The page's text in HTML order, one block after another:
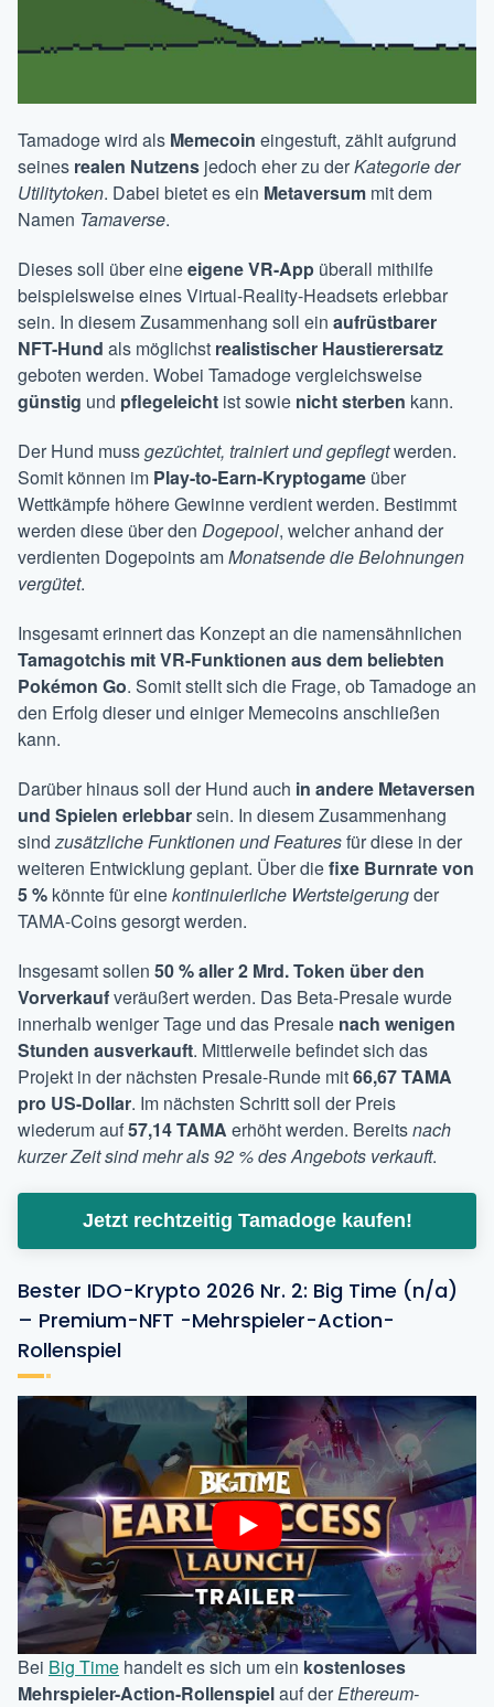
Tamadoge wird als Memecoin eingestuft, zählt aufgrund
seines realen Nutzens jedoch eher zu derKategorie der
Utilitytoken. Dabei bietet es ein Metaversum mit dem
Namen Tamaverse.
Dieses soll über eineeigene VR-App überall mithilfe
beispielsweise eines Virtual-Reality-Headsets erlebbar
sein. In diesem Zusammenhang soll ein aufrüstbarer
NFT-Hund als möglichst realistischer Haustierersatz
geboten werden. Wobei Tamadoge vergleichsweise
günstig und pflegeleicht ist sowie nicht sterben kann.
Der Hund mussgezüchtet, trainiert und gepflegtwerden.
Somit können im Play-to-Earn-Kryptogame über
Wettkämpfe höhere Gewinne verdient werden. Bestimmt
werden diese über den Dogepool, welcher anhand der
verdienten Dogepoints amMonatsende die Belohnungen
vergütet.
Insgesamt erinnert das Konzept an die namensähnlichen
Tamagotchis mit VR-Funktionen aus dem beliebten
Pokémon Go. Somit stellt sich die Frage, ob Tamadoge an
den Erfolg dieser und einiger Memecoins anschließen
kann.
Darüber hinaus soll der Hund auch in andere Metaversen
und Spielen erlebbarsein. In diesem Zusammenhang
sindzusätzliche Funktionen und Featuresfür diese in der
weiteren Entwicklung geplant. Über diefixe Burnrate von
5 % könnte für einekontinuierliche Wertsteigerungder
TAMA-Coins gesorgt werden.
Insgesamt sollen 50 % aller 2 Mrd. Token über den
Vorverkaufveräußert werden. Das Beta-Presale wurde
innerhalb weniger Tage und das Presale nach wenigen
Stunden ausverkauft. Mittlerweile befindet sich das
Projekt in der nächsten Presale-Runde mit66,67 TAMA
pro US-Dollar. Im nächsten Schritt soll der Preis
wiederum auf57,14 TAMA erhöht werden. Bereitsnach
kurzer Zeit sind mehr als 92 % des Angebots verkauft.
Jetzt rechtzeitig Tamadoge kaufen!
Bester IDO-Krypto 2026 Nr. 2: Big Time (n/a)
– Premium-NFT -Mehrspieler-Action-
Rollenspiel
Bei Big Time handelt es sich um ein kostenloses
Mehrspieler-Action-Rollenspielauf derEthereum-